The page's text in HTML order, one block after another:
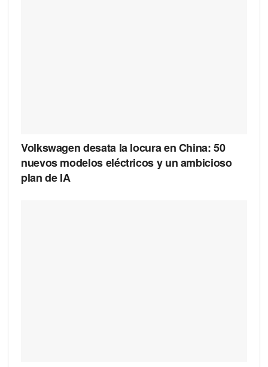
Volkswagen desata la locura en China: 50
nuevos modelos eléctricos y un ambicioso
plan de IA